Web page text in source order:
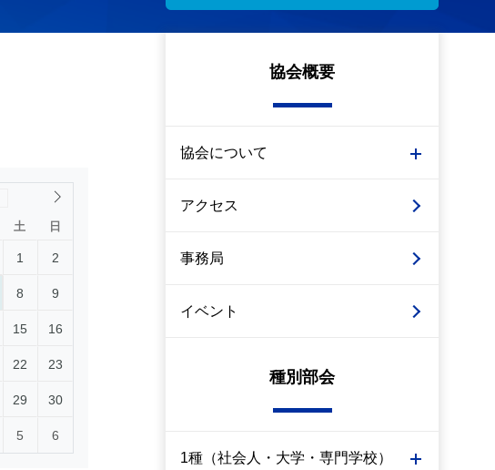
土 日
1 2
8 9
15 16
22 23
29 30
5 6
協会概要
協会について
アクセス
事務局
イベント
種別部会
1種（社会人・大学・専門学校）